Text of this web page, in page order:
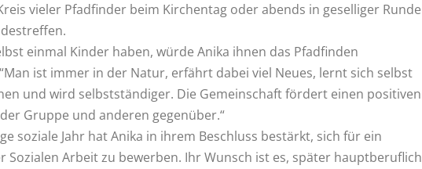
vieler Pfadfinder beim Kirchentag oder abends in geselliger Runde
einmal Kinder haben, würde Anika ihnen das Pfadfinden
ist immer in der Natur, erfährt dabei viel Neues, lernt sich selbst
und wird selbstständiger. Die Gemeinschaft fördert einen positiven
Gruppe und anderen gegenüber.“
soziale Jahr hat Anika in ihrem Beschluss bestärkt, sich für ein
Sozialen Arbeit zu bewerben. Ihr Wunsch ist es, später hauptberuflich